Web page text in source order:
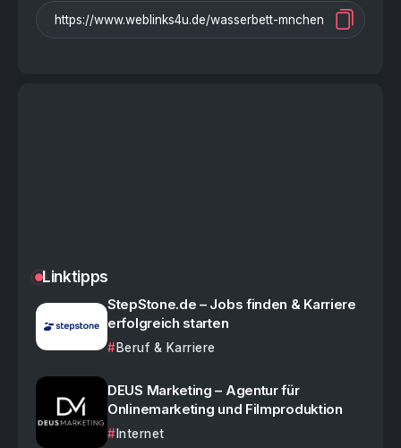
Linktipps
StepStone.de – Jobs finden & Karriere
erfolgreich starten
Beruf & Karriere
DEUS Marketing – Agentur für
Onlinemarketing und Filmproduktion
Internet